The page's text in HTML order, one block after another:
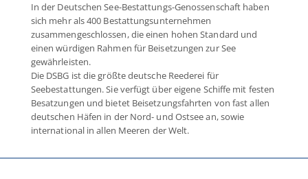
In der Deutschen See-Bestattungs-Genossenschaft haben
sich mehr als 400 Bestattungsunternehmen
zusammengeschlossen, die einen hohen Standard und
einen würdigen Rahmen für Beisetzungen zur See
gewährleisten.
Die DSBG ist die größte deutsche Reederei für
Seebestattungen. Sie verfügt über eigene Schiffe mit festen
Besatzungen und bietet Beisetzungsfahrten von fast allen
deutschen Häfen in der Nord- und Ostsee an, sowie
international in allen Meeren der Welt.